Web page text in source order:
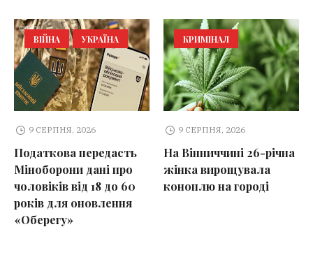
ВІЙНА УКРАЇНА
9 СЕРПНЯ, 2026
Податкова передасть
Міноборони дані про
чоловіків від 18 до 60
років для оновлення
«Оберегу»
КРИМІНАЛ
9 СЕРПНЯ, 2026
На Вінниччині 26-річна
жінка вирощувала
коноплю на городі